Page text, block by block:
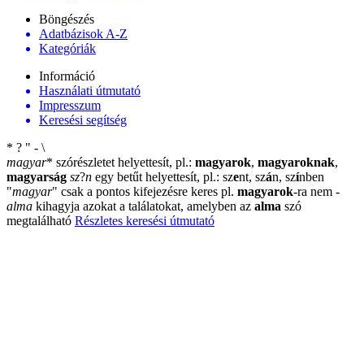
Böngészés
Adatbázisok A-Z
Kategóriák
Információ
Használati útmutató
Impresszum
Keresési segítség
* ? " - \
magyar* szórészletet helyettesít, pl.: magyarok, magyaroknak,
magyarság sz?n egy betűt helyettesít, pl.: szent, szán, színben
"magyar" csak a pontos kifejezésre keres pl. magyarok-ra nem -
alma kihagyja azokat a találatokat, amelyben az alma szó
megtalálható Részletes keresési útmutató